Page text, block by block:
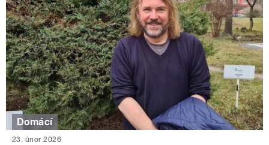
Domácí
23. únor 2026